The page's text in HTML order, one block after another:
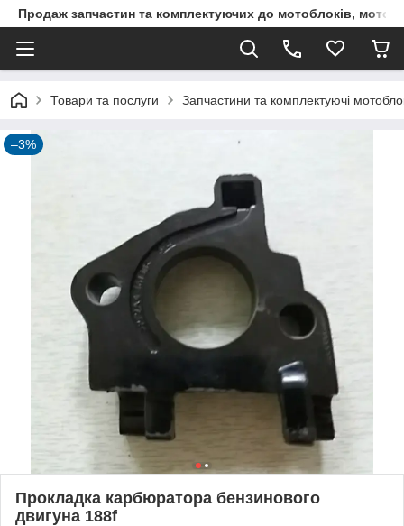
Продаж запчастин та комплектуючих до мотоблоків,
Товари та послуги Запчастини та комплектуючі
–3%
Прокладка карбюратора бензинового
двигуна 188f